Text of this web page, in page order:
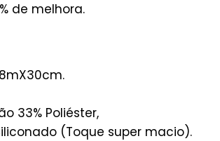
de melhora.
33% Poliéster,
(Toque super macio).